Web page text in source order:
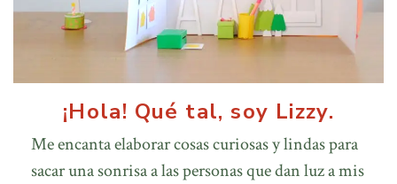
¡Hola! Qué tal, soy Lizzy.
Me encanta elaborar cosas curiosas y lindas para
sacar una sonrisa a las personas que dan luz a mis